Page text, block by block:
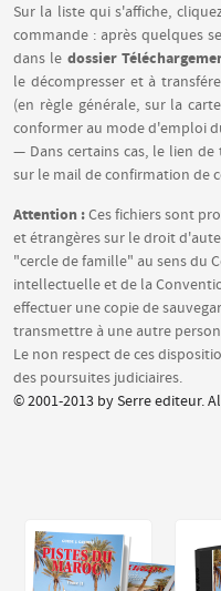
Sur la liste qui s'affiche,
commande : après quelques
dans le dossier
le décompresser et à
(en règle générale, sur la
conformer au mode d'emploi
— Dans certains cas, le lien
sur le mail de confirmation de
Attention :Ces fichiers sont
et étrangères sur le droit
"cercle de famille" au sens du
intellectuelle et de la
effectuer une copie de
transmettre à une autre
Le non respect de ces
des poursuites judiciaires.
© 2001-2013 by Serre editeur.